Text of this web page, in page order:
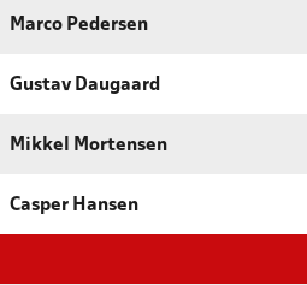
Marco Pedersen
Gustav Daugaard
Mikkel Mortensen
Casper Hansen